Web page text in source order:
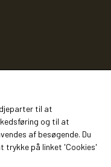
til at
og til at
af besøgende. Du
trykke på linket 'Cookies'